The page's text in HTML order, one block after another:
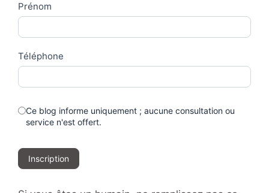
Prénom
Téléphone
Ce blog informe uniquement ; aucune consultation ou
service n'est offert.
Inscription